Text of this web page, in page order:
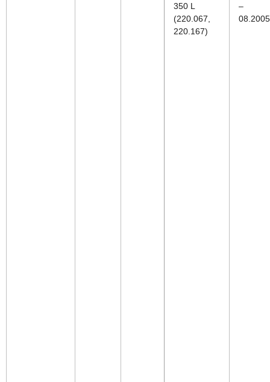
350 L
(220.067,
220.167)
–
08.2005